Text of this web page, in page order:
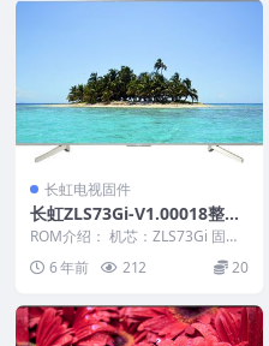
长虹电视固件
长虹ZLS73Gi-V1.00018整机
原厂刷机固件下载
ROM介绍： 机芯：ZLS73Gi 固件
版本：V1.00018 适用机型：请以
机...6 年前 212 20